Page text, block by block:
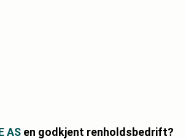
AS en godkjent renholdsbedrift?